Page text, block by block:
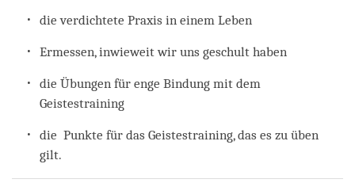
die verdichtete Praxis in einem Leben
Ermessen, inwieweit wir uns geschult haben
die Übungen für enge Bindung mit dem
Geistestraining
die Punkte für das Geistestraining, das es zu üben
gilt.